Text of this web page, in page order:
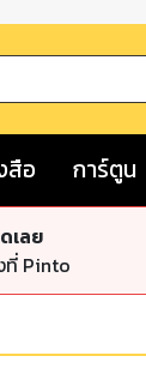
สือ การ์ตูน
เลย
ที่ Pinto